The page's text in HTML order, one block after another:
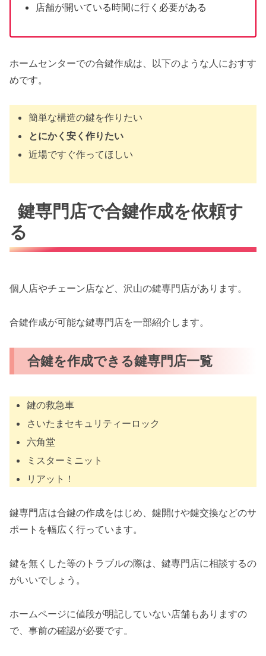
店舗が開いている時間に行く必要がある
ホームセンターでの合鍵作成は、以下のような人におすす
めです。
簡単な構造の鍵を作りたい
とにかく安く作りたい
近場ですぐ作ってほしい
鍵専門店で合鍵作成を依頼す
る
個人店やチェーン店など、沢山の鍵専門店があります。
合鍵作成が可能な鍵専門店を一部紹介します。
合鍵を作成できる鍵専門店一覧
鍵の救急車
さいたまセキュリティーロック
六角堂
ミスターミニット
リアット！
鍵専門店は合鍵の作成をはじめ、鍵開けや鍵交換などのサ
ポートを幅広く行っています。
鍵を無くした等のトラブルの際は、鍵専門店に相談するの
がいいでしょう。
ホームページに値段が明記していない店舗もありますの
で、事前の確認が必要です。